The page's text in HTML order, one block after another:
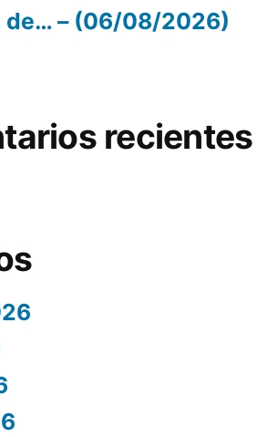
de… – (06/08/2026)
recientes